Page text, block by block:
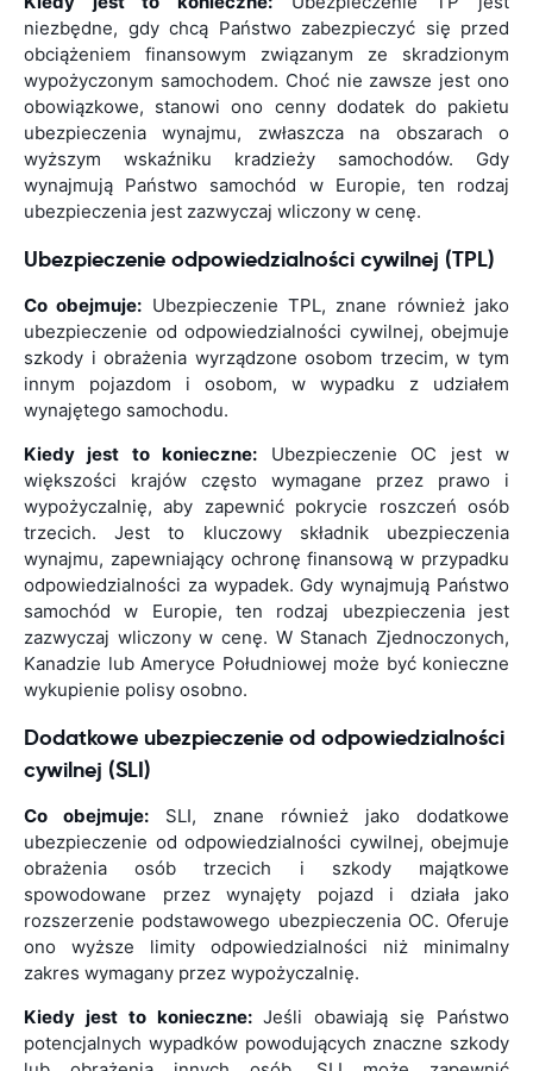
niezbędne, gdy chcą Państwo zabezpieczyć się przed
obciążeniem finansowym związanym ze skradzionym
wypożyczonym samochodem. Choć nie zawsze jest ono
obowiązkowe, stanowi ono cenny dodatek do pakietu
ubezpieczenia wynajmu, zwłaszcza na obszarach o
wyższym wskaźniku kradzieży samochodów. Gdy
wynajmują Państwo samochód w Europie, ten rodzaj
ubezpieczenia jest zazwyczaj wliczony w cenę.
Ubezpieczenie odpowiedzialności cywilnej (TPL)
Co obejmuje: Ubezpieczenie TPL, znane również jako
ubezpieczenie od odpowiedzialności cywilnej, obejmuje
szkody i obrażenia wyrządzone osobom trzecim, w tym
innym pojazdom i osobom, w wypadku z udziałem
wynajętego samochodu.
Kiedy jest to konieczne: Ubezpieczenie OC jest w
większości krajów często wymagane przez prawo i
wypożyczalnię, aby zapewnić pokrycie roszczeń osób
trzecich. Jest to kluczowy składnik ubezpieczenia
wynajmu, zapewniający ochronę finansową w przypadku
odpowiedzialności za wypadek. Gdy wynajmują Państwo
samochód w Europie, ten rodzaj ubezpieczenia jest
zazwyczaj wliczony w cenę. W Stanach Zjednoczonych,
Kanadzie lub Ameryce Południowej może być konieczne
wykupienie polisy osobno.
Dodatkowe ubezpieczenie od odpowiedzialności
cywilnej (SLI)
Co obejmuje: SLI, znane również jako dodatkowe
ubezpieczenie od odpowiedzialności cywilnej, obejmuje
obrażenia osób trzecich i szkody majątkowe
spowodowane przez wynajęty pojazd i działa jako
rozszerzenie podstawowego ubezpieczenia OC. Oferuje
ono wyższe limity odpowiedzialności niż minimalny
zakres wymagany przez wypożyczalnię.
Kiedy jest to konieczne:Jeśli obawiają się Państwo
potencjalnych wypadków powodujących znaczne szkody